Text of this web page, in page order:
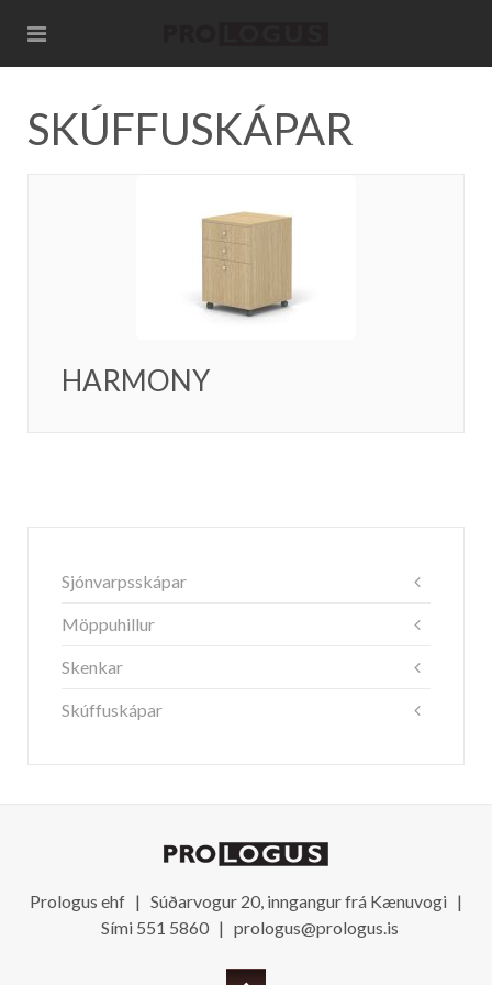
SKÚFFUSKÁPAR
HARMONY
Sjónvarpsskápar
Möppuhillur
Skenkar
Skúffuskápar
Prologus ehf | Súðarvogur 20, inngangur frá Kænuvogi |
Sími 551 5860 | prologus@prologus.is